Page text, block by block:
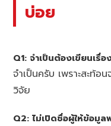
บ่อย
Q1: จำเป็นต้องเขียนเรื่
จำเป็นครับ เพราะสะท้
วิจัย
Q2: ไม่เปิดชื่อผู้ให้ข้อมูล